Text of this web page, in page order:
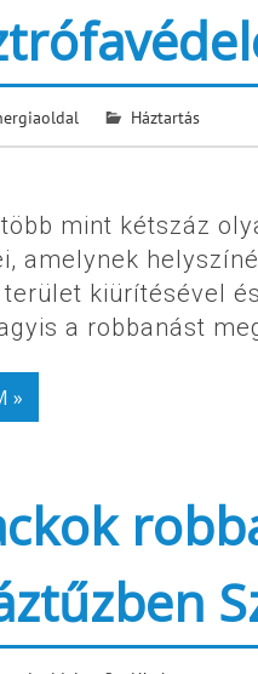
Háztartás
mint kétszáz
amelynek
kiürítésével
a robbanást
»